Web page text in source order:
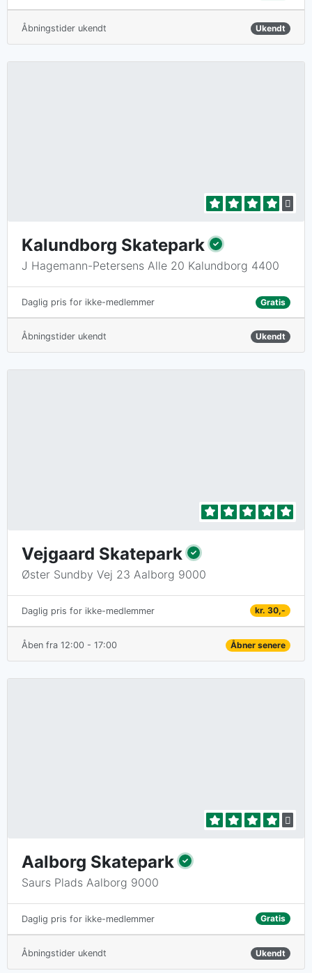
Åbningstider ukendt Ukendt
Kalundborg Skatepark
J Hagemann-Petersens Alle 20 Kalundborg 4400
Daglig pris for ikke-medlemmer Gratis
Åbningstider ukendt Ukendt
Vejgaard Skatepark
Øster Sundby Vej 23 Aalborg 9000
Daglig pris for ikke-medlemmer kr. 30,-
Åben fra 12:00 - 17:00 Åbner senere
Aalborg Skatepark
Saurs Plads Aalborg 9000
Daglig pris for ikke-medlemmer Gratis
Åbningstider ukendt Ukendt